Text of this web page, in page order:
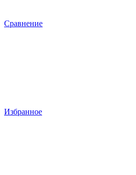
Сравнение
Избранное